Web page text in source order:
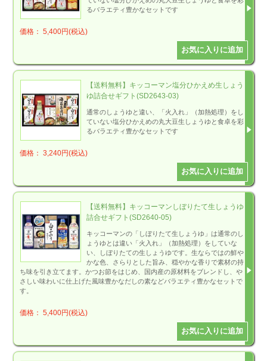
るバラエティ豊かなセットです
価格： 5,400円(税込)
【送料無料】キッコーマン塩分ひかえめ生しょう
ゆ詰合せギフト(SD2643-03)
通常のしょうゆと違い、「火入れ」（加熱処理）をし
ていない塩分ひかえめの丸大豆生しょうゆと食卓を彩
るバラエティ豊かなセットです
価格： 3,240円(税込)
【送料無料】キッコーマンしぼりたて生しょうゆ
詰合せギフト(SD2640-05)
キッコーマンの「しぼりたて生しょうゆ」は通常のし
ょうゆとは違い「火入れ」（加熱処理）をしていな
い、しぼりたての生しょうゆです。生ならではの鮮や
かな色、さらりとした旨み、穏やかな香りで素材の持
ち味を引き立てます。かつお節をはじめ、国内産の原材料をブレンドし、や
さしい味わいに仕上げた風味豊かなだしの素などバラエティ豊かなセットで
す。
価格： 5,400円(税込)